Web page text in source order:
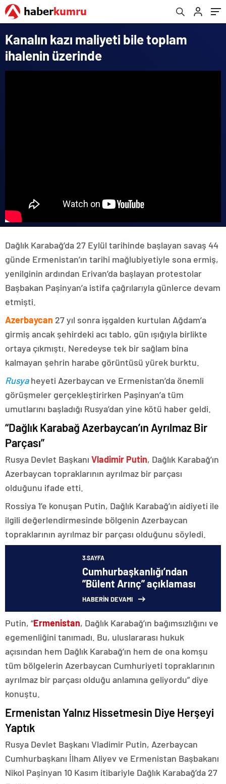
Kanalın kazı maliyeti bile toplam
ihalenin üzerinde
Dağlık Karabağ’da 27 Eylül tarihinde başlayan savaş 44
günde Ermenistan’ın tarihi mağlubiyetiyle sona ermiş,
yenilginin ardından Erivan’da başlayan protestolar
Başbakan Paşinyan’a istifa çağrılarıyla günlerce devam
etmişti.
Azerbaycan 27 yıl sonra işgalden kurtulan Ağdam’a
girmiş ancak şehirdeki acı tablo, gün ışığıyla birlikte
ortaya çıkmıştı. Neredeyse tek bir sağlam bina
kalmayan şehrin harabe görüntüsü yürek burktu.
Rusyaheyeti Azerbaycan ve Ermenistan’da önemli
görüşmeler gerçekleştirirken Paşinyan’a tüm
umutlarını başladığı Rusya’dan yine kötü haber geldi.
“Dağlık Karabağ Azerbaycan’ın Ayrılmaz Bir
Parçası”
Rusya Devlet Başkanı Vladimir Putin, Dağlık Karabağ’ın
Azerbaycan topraklarının ayrılmaz bir parçası
olduğunu ifade etti.
Rossiya 1’e konuşan Putin, Dağlık Karabağ’ın aidiyeti ile
ilgili değerlendirmesinde bölgenin Azerbaycan
topraklarının ayrılmaz bir parçası olduğunu söyledi.
3.SAYFA
Cumhurbaşkanlığı’ndan
”Bülent Arınç” açıklaması
HABERİN DEVAMI
Putin, “Ermenistan, Dağlık Karabağ’ın bağımsızlığını ve
egemenliğini tanımadı. Bu, uluslararası hukuk
açısından hem Dağlık Karabağ’ın hem de ona komşu
tüm bölgelerin Azerbaycan Cumhuriyeti topraklarının
ayrılmaz bir parçası olduğu anlamına geliyordu” diye
konuştu.
Ermenistan Yalnız Hissetmesin Diye Herşeyi
Yaptık
Rusya Devlet Başkanı Vladimir Putin, Azerbaycan
Cumhurbaşkanı İlham Aliyev ve Ermenistan Başbakanı
Nikol Paşinyan 10 Kasım itibariyle Dağlık Karabağ’da 27